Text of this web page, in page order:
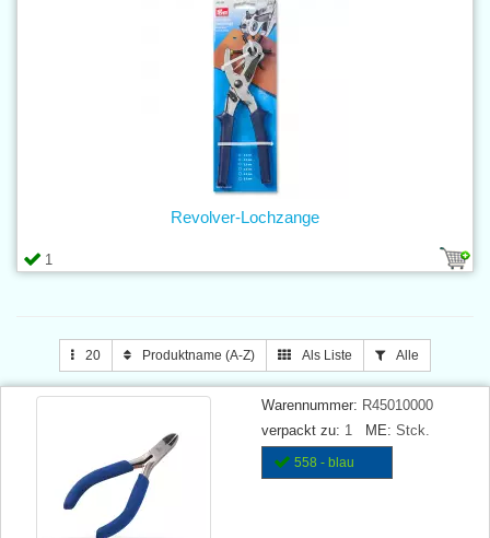
1
Revolver-Lochzange
20 Produktname (A-Z) Als Liste Alle
Warennummer: R45010000
verpackt zu: 1 ME: Stck.
558 - blau